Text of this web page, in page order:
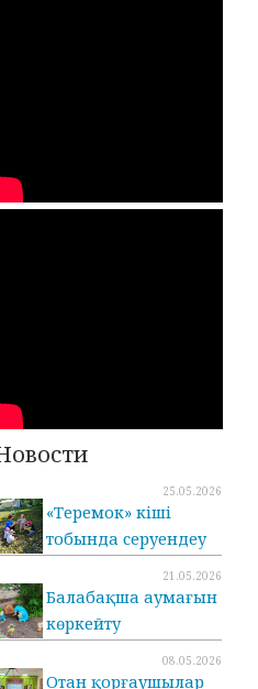
25.05.2026
«Теремок» кіші
тобында серуендеу
21.05.2026
Балабақша аумағын
көркейту
08.05.2026
Отан қорғаушылар